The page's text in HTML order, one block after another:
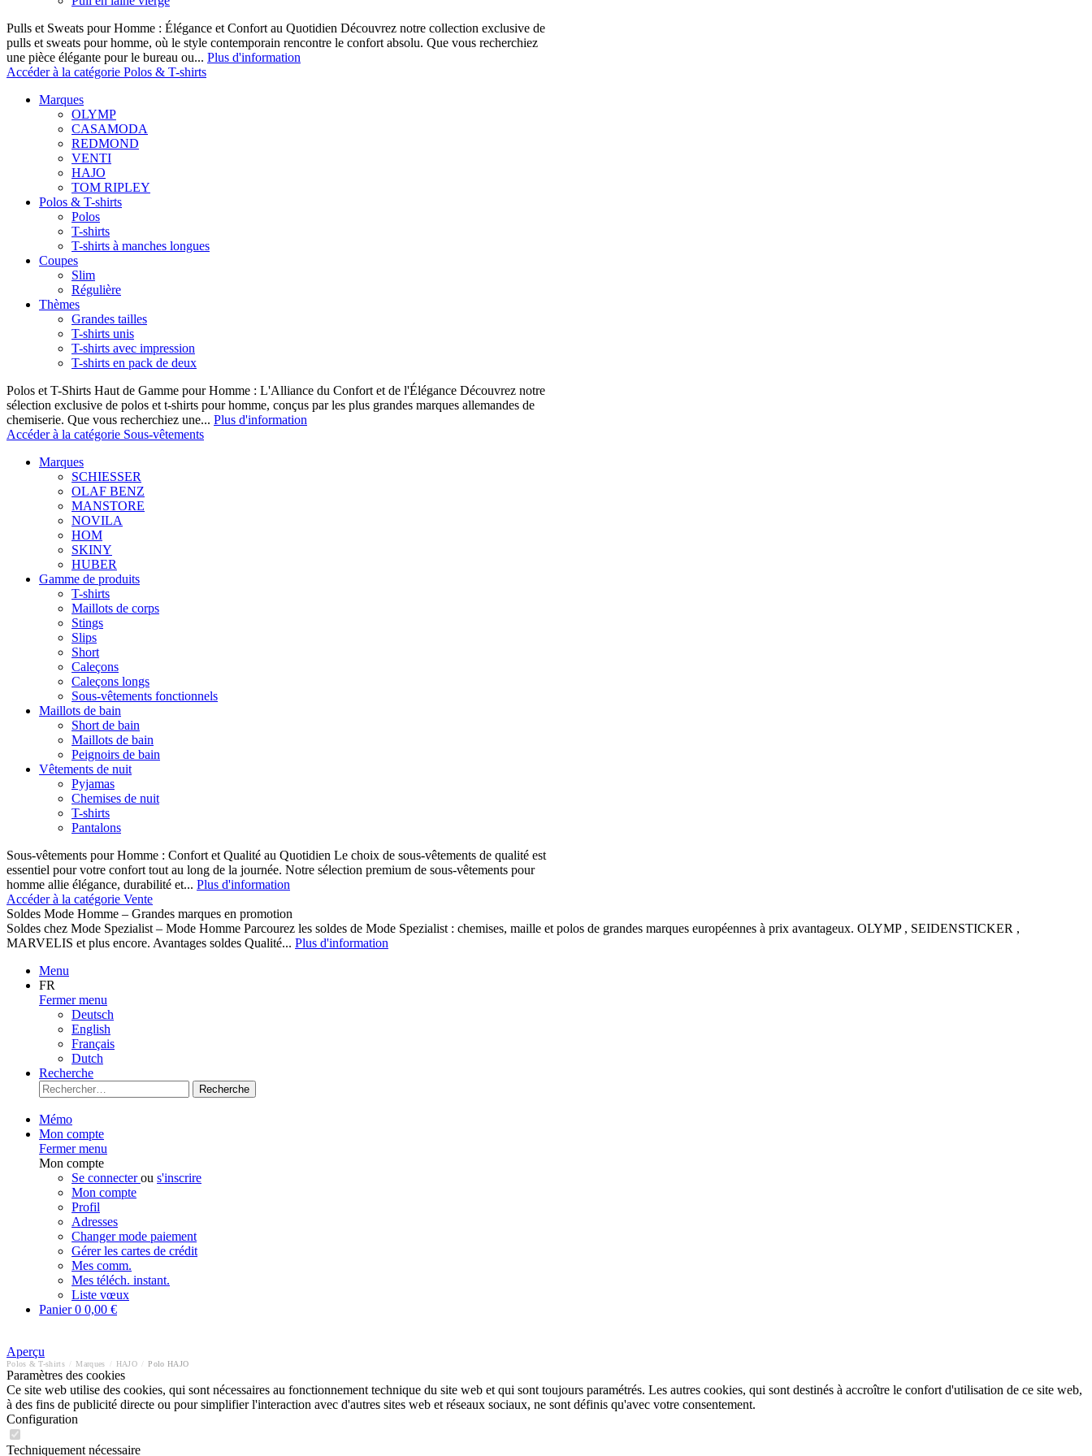
Pulls et Sweats pour Homme : Élégance et Confort au Quotidien Découvrez notre collection exclusive de
pulls et sweats pour homme, où le style contemporain rencontre le confort absolu. Que vous recherchiez
une pièce élégante pour le bureau ou... Plus d'information
Accéder à la catégorie Polos & T-shirts
Marques
OLYMP
CASAMODA
REDMOND
VENTI
HAJO
TOM RIPLEY
Polos & T-shirts
Polos
T-shirts
T-shirts à manches longues
Coupes
Slim
Régulière
Thèmes
Grandes tailles
T-shirts unis
T-shirts avec impression
T-shirts en pack de deux
Polos et T-Shirts Haut de Gamme pour Homme : L'Alliance du Confort et de l'Élégance Découvrez notre
sélection exclusive de polos et t-shirts pour homme, conçus par les plus grandes marques allemandes de
chemiserie. Que vous recherchiez une... Plus d'information
Accéder à la catégorie Sous-vêtements
Marques
SCHIESSER
OLAF BENZ
MANSTORE
NOVILA
HOM
SKINY
HUBER
Gamme de produits
T-shirts
Maillots de corps
Stings
Slips
Short
Caleçons
Caleçons longs
Sous-vêtements fonctionnels
Maillots de bain
Short de bain
Maillots de bain
Peignoirs de bain
Vêtements de nuit
Pyjamas
Chemises de nuit
T-shirts
Pantalons
Sous-vêtements pour Homme : Confort et Qualité au Quotidien Le choix de sous-vêtements de qualité est
essentiel pour votre confort tout au long de la journée. Notre sélection premium de sous-vêtements pour
homme allie élégance, durabilité et... Plus d'information
Accéder à la catégorie Vente
Soldes Mode Homme – Grandes marques en promotion
Soldes chez Mode Spezialist – Mode Homme Parcourez les soldes de Mode Spezialist : chemises, maille et polos de grandes marques européennes à prix avantageux. OLYMP , SEIDENSTICKER ,
MARVELIS et plus encore. Avantages soldes Qualité... Plus d'information
Menu
FR
Fermer menu
Deutsch
English
Français
Dutch
Recherche
Recherche
Mémo
Mon compte
Fermer menu
Mon compte
Se connecterou s'inscrire
Mon compte
Profil
Adresses
Changer mode paiement
Gérer les cartes de crédit
Mes comm.
Mes téléch. instant.
Liste vœux
Panier0 0,00 €
Aperçu
Polos & T-shirts Marques HAJO Polo HAJO
Paramètres des cookies
Ce site web utilise des cookies, qui sont nécessaires au fonctionnement technique du site web et qui sont toujours paramétrés. Les autres cookies, qui sont destinés à accroître le confort d'utilisation de ce site web,
à des fins de publicité directe ou pour simplifier l'interaction avec d'autres sites web et réseaux sociaux, ne sont définis qu'avec votre consentement.
Configuration
Techniquement nécessaire